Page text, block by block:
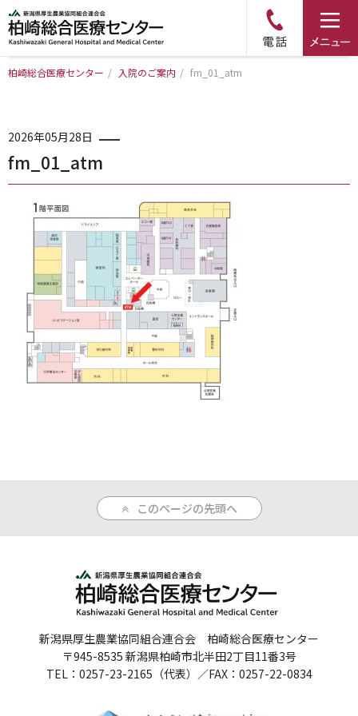
病院について
診療科・部門のご案内
アクセス
外来のご案内
入院のご案内
人間ドックのご案内
反社会的勢力に対する基本方針
院内感染対策指針
サイトマップ
柏崎総合医療センター / 入院のご案内 / fm_01_atm
2026年05月28日
fm_01_atm
このページの先頭へ
新潟県厚生農業協同組合連合会 柏崎総合医療センター
〒945-8535 新潟県柏崎市北半田2丁目11番3号
TEL：0257-23-2165（代表）／FAX：0257-22-0834